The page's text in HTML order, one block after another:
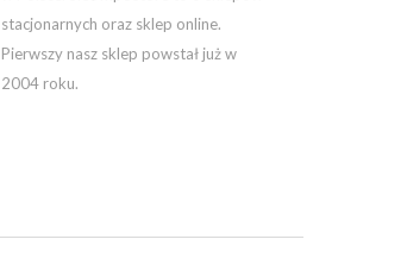
stacjonarnych oraz sklep online.
Pierwszy nasz sklep powstał już w
2004 roku.